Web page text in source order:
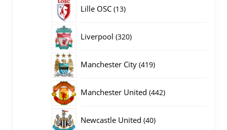
Lille OSC 1313
Liverpool 320320
Manchester City 419419
Manchester United 442442
Newcastle United 4040